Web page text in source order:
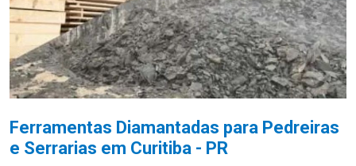
Ferramentas Diamantadas para Pedreiras
e Serrarias em Curitiba - PR